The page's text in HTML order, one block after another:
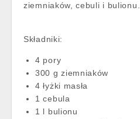
ziemniaków, cebuli i bulionu.
Składniki:
4 pory
300 g ziemniaków
4 łyżki masła
1 cebula
1 l bulionu